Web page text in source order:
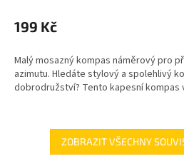
199 Kč
Malý mosazný kompas náměrový pro
azimutu. Hledáte stylový a spolehlivý
dobrodružství? Tento kapesní kompas
ZOBRAZIT VŠECHNY